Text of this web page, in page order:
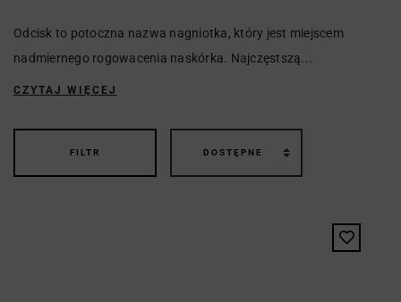
Odcisk to potoczna nazwa nagniotka, który jest miejscem
nadmiernego rogowacenia naskórka. Najczęstszą...
CZYTAJ WIĘCEJ
FILTR